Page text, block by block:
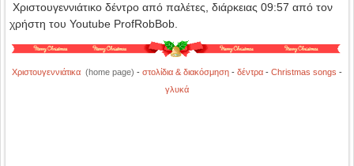
Χριστουγεννιάτικο δέντρο από παλέτες, διάρκειας 09:57 από τον
χρήστη του Youtube ProfRobBob.
Χριστουγεννιάτικα (home page) - στολίδια & διακόσμηση - δέντρα - Christmas songs -
γλυκά